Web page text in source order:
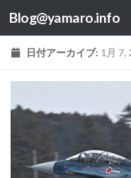
コンテンツへスキップ
Blog@yamaro.info
日付アーカイブ: 1月 7,